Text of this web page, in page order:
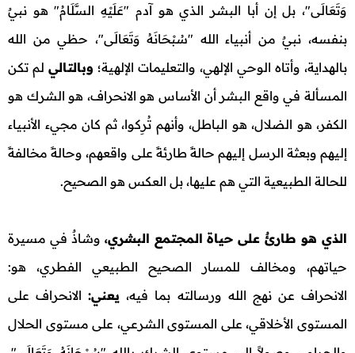
وَتَعَالَى"، بل إن أبا البشر الذي هو آدم "عَلَيْهِ السَّلَامُ" هو نبيٌ
بنفسه، نبيٌ من أنبياء الله "سُبْحَانَهُ وَتَعَالَى"، حظي من الله
بالهداية، وأتاه الوحي الإلهي، والتعليمات الإلهية؛ وبالتاليلم تكن
المسألة في واقع البشر أن الأساس هو الانحراف، هو الشرك هو
الكفر، هو الضلال، هو الباطل، وأنهم تُرِكوا، ثم كان مجيء الأنبياء
إليهم وبعثة الرسل إليهم حالةً طارئةً على واقعهم، وحالةً مخالفةً
للحالة الطبيعية التي هم عليها، بل العكس هو الصحيح.
الذي هو طارئٌ على حياة المجتمع البشري،وشاذٌ في مسيرة
حياتهم، ومخالف للمسار الصحيح الطبيعي الفطري، هو:
الانحراف عن نهج الله ورسالته بما فيه، يعني:الانحراف على
المستوى الأخلاقي، على المستوى الشرعي، على مستوى الحلال